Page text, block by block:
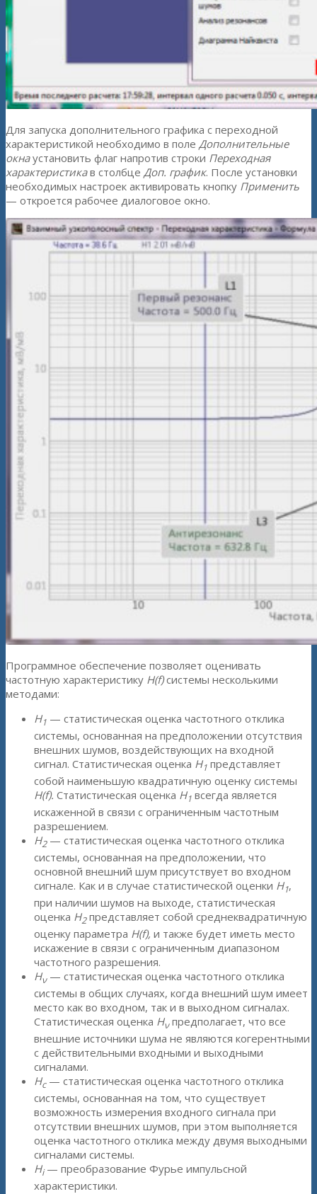
Для запуска дополнительного графика с переходной
характеристикой необходимо в поле Дополнительные
окнаустановить флаг напротив строки Переходная
характеристикав столбце Доп. график. После установки
необходимых настроек активировать кнопку Применить
— откроется рабочее диалоговое окно.
Программное обеспечение позволяет оценивать
частотную характеристику H(f)системы несколькими
методами:
H1 — статистическая оценка частотного отклика
системы, основанная на предположении отсутствия
внешних шумов, воздействующих на входной
сигнал. Статистическая оценка H1 представляет
собой наименьшую квадратичную оценку системы
H(f). Статистическая оценка H1 всегда является
искаженной в связи с ограниченным частотным
разрешением.
H2— статистическая оценка частотного отклика
системы, основанная на предположении, что
основной внешний шум присутствует во входном
сигнале. Как и в случае статистической оценки H1,
при наличии шумов на выходе, статистическая
оценка H2представляет собой среднеквадратичную
оценку параметра H(f), и также будет иметь место
искажение в связи с ограниченным диапазоном
частотного разрешения.
Hν— статистическая оценка частотного отклика
системы в общих случаях, когда внешний шум имеет
место как во входном, так и в выходном сигналах.
Статистическая оценка Hνпредполагает, что все
внешние источники шума не являются когерентными
с действительными входными и выходными
сигналами.
Hc— статистическая оценка частотного отклика
системы, основанная на том, что существует
возможность измерения входного сигнала при
отсутствии внешних шумов, при этом выполняется
оценка частотного отклика между двумя выходными
сигналами системы.
Hi— преобразование Фурье импульсной
характеристики.